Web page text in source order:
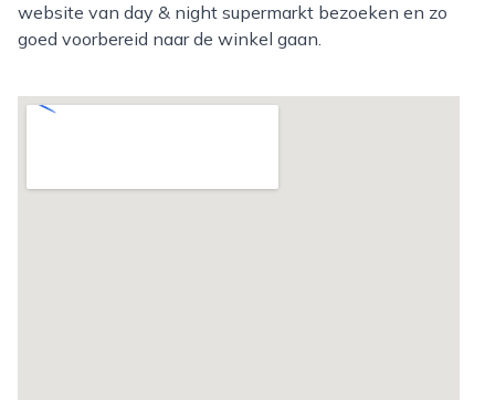
website van day & night supermarkt bezoeken en zo
goed voorbereid naar de winkel gaan.